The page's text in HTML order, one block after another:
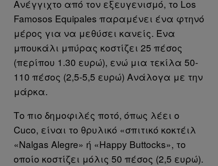
Ανέγγιχτο από τον εξευγενισμό, το Los
Famosos Equipales παραμένει ένα φτηνό
μέρος για να μεθύσει κανείς. Ένα
μπουκάλι μπύρας κοστίζει 25 πέσος
(περίπου 1.30 ευρώ), ενώ μια τεκίλα 50-
110 πέσος (2,5-5,5 ευρώ) Ανάλογα με την
μάρκα.
Το πιο δημοφιλές ποτό, όπως λέει ο
Cuco, είναι το θρυλικό «σπιτικό κοκτέιλ
«Nalgas Alegre» ή «Happy Buttocks», το
οποίο κοστίζει μόλις 50 πέσος (2,5 ευρώ).